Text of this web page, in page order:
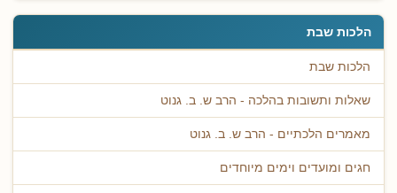
הלכות שבת
הלכות שבת
שאלות ותשובות בהלכה - הרב ש. ב. גנוט
מאמרים הלכתיים - הרב ש. ב. גנוט
חגים ומועדים וימים מיוחדים